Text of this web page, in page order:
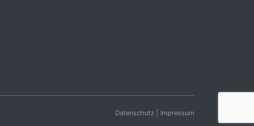
Datenschutz Impressum